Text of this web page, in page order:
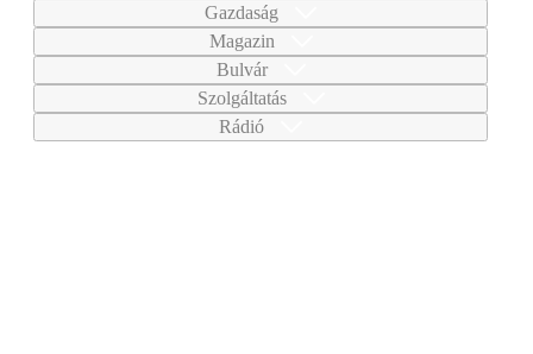
Gazdaság
Magazin
Bulvár
Szolgáltatás
Rádió